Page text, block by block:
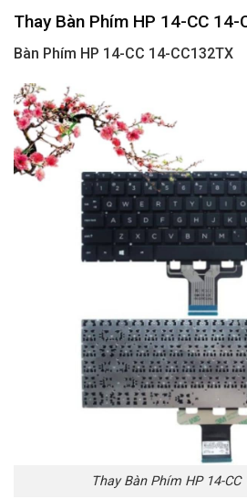
Thay Bàn Phím HP 14-CC 14-
Bàn Phím HP 14-CC 14-CC132TX
Thay Bàn Phím HP 14-CC